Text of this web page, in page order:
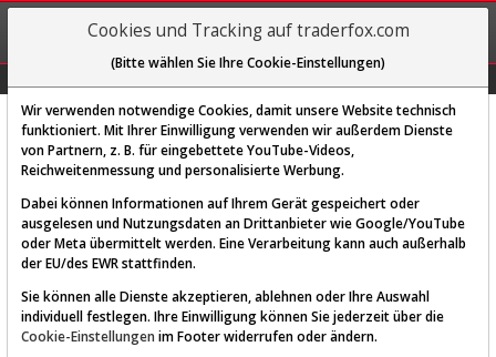
REGIS-
TRIEREN
Diese Funktion ist nur für
Cookies und Tracking auf traderfox.com
(Bitte wählen Sie Ihre Cookie-Einstellungen)
Wir verwenden notwendige Cookies, damit unsere Website technisch
funktioniert. Mit Ihrer Einwilligung verwenden wir außerdem Dienste
von Partnern, z. B. für eingebettete YouTube-Videos,
Reichweitenmessung und personalisierte Werbung.
Dabei können Informationen auf Ihrem Gerät gespeichert oder
ausgelesen und Nutzungsdaten an Drittanbieter wie Google/YouTube
oder Meta übermittelt werden. Eine Verarbeitung kann auch außerhalb
der EU/des EWR stattfinden.
Sie können alle Dienste akzeptieren, ablehnen oder Ihre Auswahl
individuell festlegen. Ihre Einwilligung können Sie jederzeit über die
Cookie-Einstellungen im Footer widerrufen oder ändern.